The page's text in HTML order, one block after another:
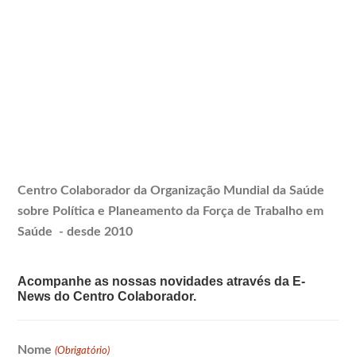
Centro Colaborador da Organização Mundial da Saúde
sobre Política e Planeamentoda Força de Trabalho em
Saúde - desde 2010
Acompanhe as nossas novidades através da E-
News do Centro Colaborador.
Nome (Obrigatório)